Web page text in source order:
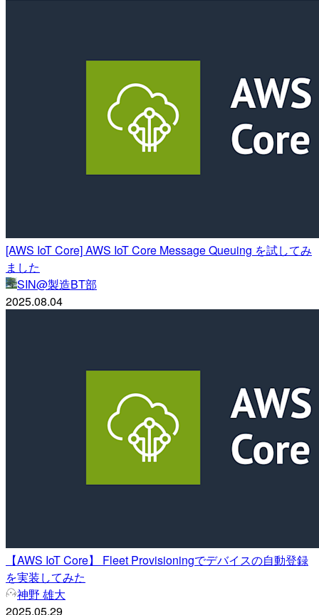
[AWS IoT Core] AWS IoT Core Message Queuing を試してみ
ました
SIN@製造BT部
2025.08.04
【AWS IoT Core】 Fleet Provisioningでデバイスの自動登録
を実装してみた
神野 雄大
2025.05.29